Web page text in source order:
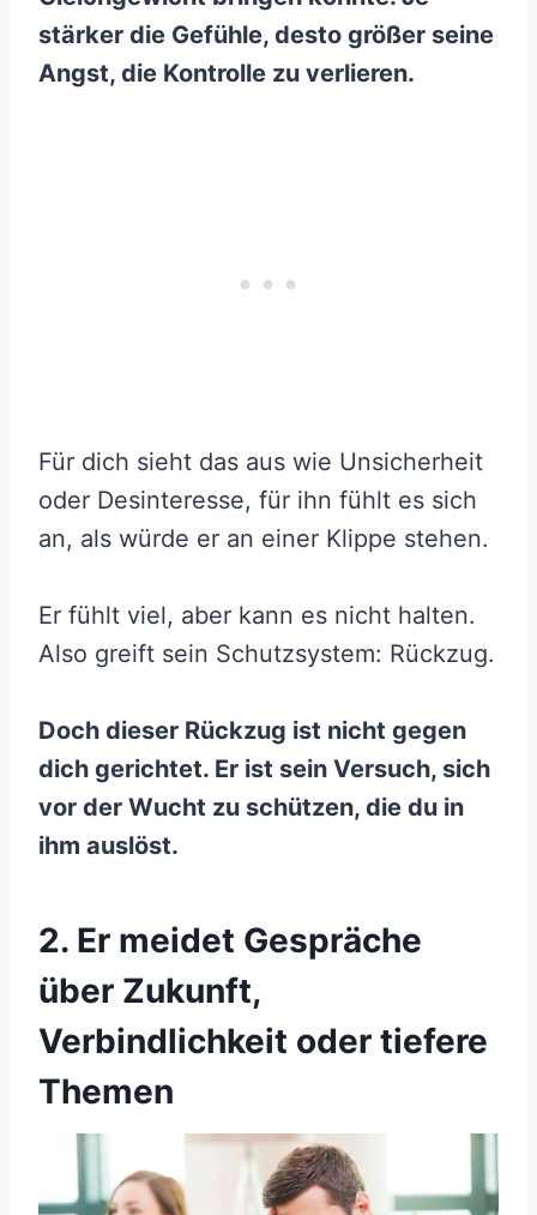
stärker die Gefühle, desto größer seine
Angst, die Kontrolle zu verlieren.
Für dich sieht das aus wie Unsicherheit
oder Desinteresse, für ihn fühlt es sich
an, als würde er an einer Klippe stehen.
Er fühlt viel, aber kann es nicht halten.
Also greift sein Schutzsystem: Rückzug.
Doch dieser Rückzug ist nicht gegen
dich gerichtet. Er ist sein Versuch, sich
vor der Wucht zu schützen, die du in
ihm auslöst.
2. Er meidet Gespräche
über Zukunft,
Verbindlichkeit oder tiefere
Themen